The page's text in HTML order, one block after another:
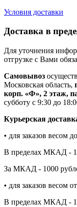
Условия доставки
Доставка в
Для уточнения
отгрузке с Вами
Самовывоз
Московская область,
корп. «Ф», 2 этаж,
субботу с 9:30 до
Курьерская
• для заказов весом
В пределах МКАД -
За МКАД - 1000
• для заказов весом
В пределах МКАД -